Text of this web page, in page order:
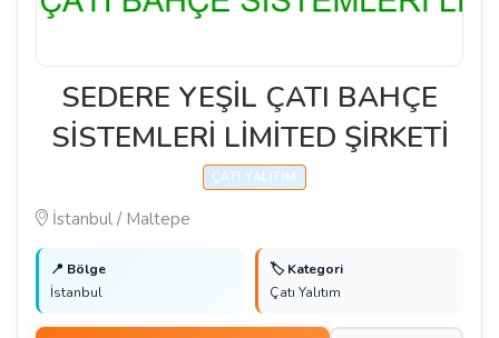
SEDERE YEŞİL ÇATI BAHÇE
SİSTEMLERİ LİMİTED ŞİRKETİ
ÇATI YALITIM
İstanbul / Maltepe
📍 Bölge
İstanbul
🏷️ Kategori
Çatı Yalıtım